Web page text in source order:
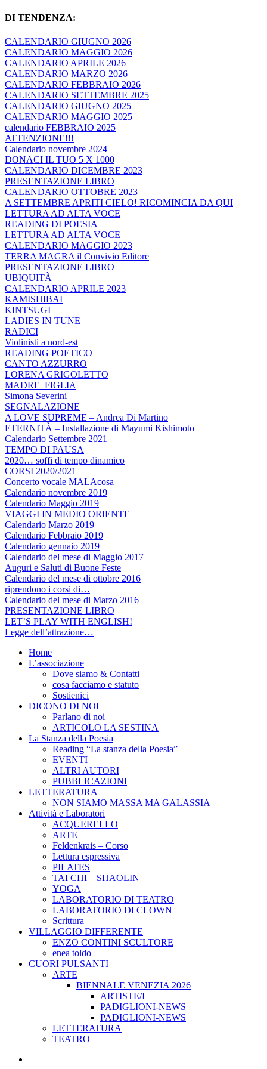
DI TENDENZA:
CALENDARIO GIUGNO 2026
CALENDARIO MAGGIO 2026
CALENDARIO APRILE 2026
CALENDARIO MARZO 2026
CALENDARIO FEBBRAIO 2026
CALENDARIO SETTEMBRE 2025
CALENDARIO GIUGNO 2025
CALENDARIO MAGGIO 2025
calendario FEBBRAIO 2025
ATTENZIONE!!!
Calendario novembre 2024
DONACI IL TUO 5 X 1000
CALENDARIO DICEMBRE 2023
PRESENTAZIONE LIBRO
CALENDARIO OTTOBRE 2023
A SETTEMBRE APRITI CIELO! RICOMINCIA DA QUI
LETTURA AD ALTA VOCE
READING DI POESIA
LETTURA AD ALTA VOCE
CALENDARIO MAGGIO 2023
TERRA MAGRA il Convivio Editore
PRESENTAZIONE LIBRO
UBIQUITÀ
CALENDARIO APRILE 2023
KAMISHIBAI
KINTSUGI
LADIES IN TUNE
RADICI
Violinisti a nord-est
READING POETICO
CANTO AZZURRO
LORENA GRIGOLETTO
MADRE_FIGLIA
Simona Severini
SEGNALAZIONE
A LOVE SUPREME – Andrea Di Martino
ETERNITÀ – Installazione di Mayumi Kishimoto
Calendario Settembre 2021
TEMPO DI PAUSA
2020… soffi di tempo dinamico
CORSI 2020/2021
Concerto vocale MALAcosa
Calendario novembre 2019
Calendario Maggio 2019
VIAGGI IN MEDIO ORIENTE
Calendario Marzo 2019
Calendario Febbraio 2019
Calendario gennaio 2019
Calendario del mese di Maggio 2017
Auguri e Saluti di Buone Feste
Calendario del mese di ottobre 2016
riprendono i corsi di…
Calendario del mese di Marzo 2016
PRESENTAZIONE LIBRO
LET’S PLAY WITH ENGLISH!
Legge dell’attrazione…
Home
L’associazione
Dove siamo & Contatti
cosa facciamo e statuto
Sostienici
DICONO DI NOI
Parlano di noi
ARTICOLO LA SESTINA
La Stanza della Poesia
Reading “La stanza della Poesia”
EVENTI
ALTRI AUTORI
PUBBLICAZIONI
LETTERATURA
NON SIAMO MASSA MA GALASSIA
Attività e Laboratori
ACQUERELLO
ARTE
Feldenkrais – Corso
Lettura espressiva
PILATES
TAI CHI – SHAOLIN
YOGA
LABORATORIO DI TEATRO
LABORATORIO DI CLOWN
Scrittura
VILLAGGIO DIFFERENTE
ENZO CONTINI SCULTORE
enea toldo
CUORI PULSANTI
ARTE
BIENNALE VENEZIA 2026
ARTISTE/I
PADIGLIONI-NEWS
PADIGLIONI-NEWS
LETTERATURA
TEATRO